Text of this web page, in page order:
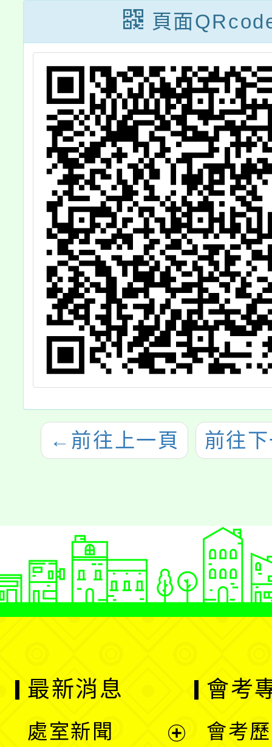
務員兼職所領受
之報酬是否受
「軍公教人員兼
職費支給表」(以
下簡稱兼職費支
給表)規定限制疑
義
正為
配合
日補
假處
自
頁面
← 前往上一頁 前往
最新消息
處室新聞
會考
會考